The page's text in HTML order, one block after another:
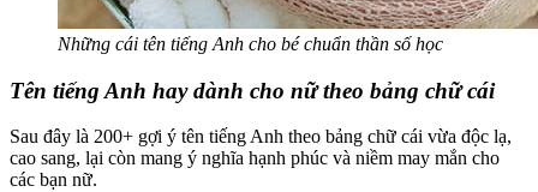
Những cái tên tiếng Anh cho bé chuẩn thần số học
Tên tiếng Anh hay dành cho nữ theo bảng chữ cái
Sau đây là 200+ gợi ý tên tiếng Anh theo bảng chữ cái vừa độc lạ,
cao sang, lại còn mang ý nghĩa hạnh phúc và niềm may mắn cho
các bạn nữ.